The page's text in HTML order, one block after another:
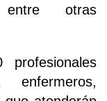
entre otras